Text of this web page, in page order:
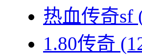
热血传奇sf
1.80传奇